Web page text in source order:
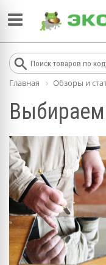
Главная Обзоры и
Выбираем